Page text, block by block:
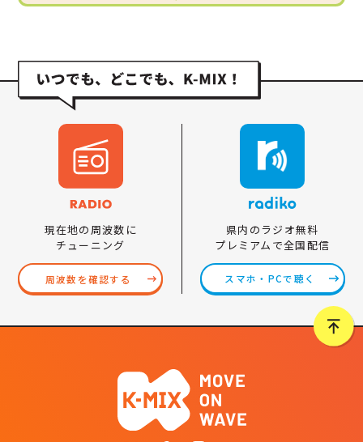
現在地の周波数に
チューニング
周波数を確認する
県内のラジオ無料
プレミアムで全国配信
スマホ・PCで聴く